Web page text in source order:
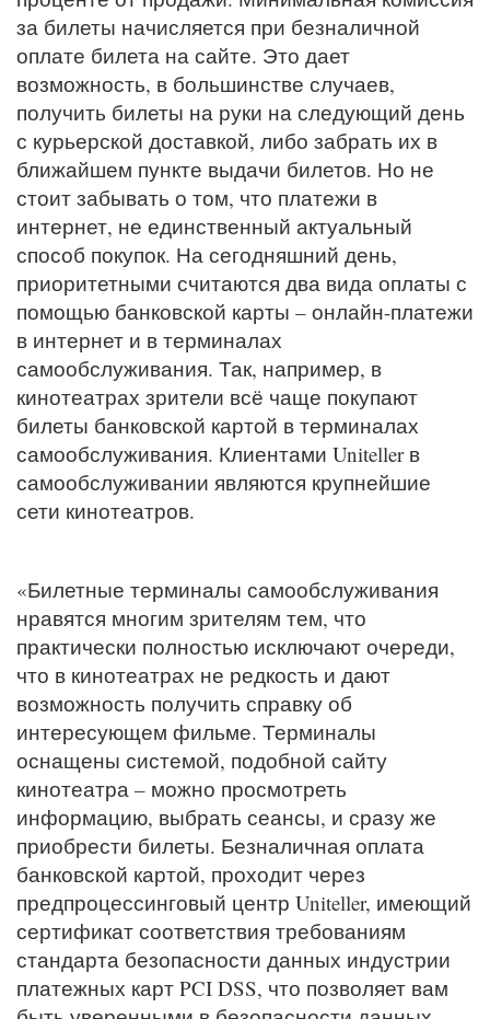
за билеты начисляется при безналичной
оплате билета на сайте. Это дает
возможность, в большинстве случаев,
получить билеты на руки на следующий день
с курьерской доставкой, либо забрать их в
ближайшем пункте выдачи билетов. Но не
стоит забывать о том, что платежи в
интернет, не единственный актуальный
способ покупок. На сегодняшний день,
приоритетными считаются два вида оплаты с
помощью банковской карты – онлайн-платежи
в интернет и в терминалах
самообслуживания. Так, например, в
кинотеатрах зрители всё чаще покупают
билеты банковской картой в терминалах
самообслуживания. Клиентами Uniteller в
самообслуживании являются крупнейшие
сети кинотеатров.
«Билетные терминалы самообслуживания
нравятся многим зрителям тем, что
практически полностью исключают очереди,
что в кинотеатрах не редкость и дают
возможность получить справку об
интересующем фильме. Терминалы
оснащены системой, подобной сайту
кинотеатра – можно просмотреть
информацию, выбрать сеансы, и сразу же
приобрести билеты. Безналичная оплата
банковской картой, проходит через
предпроцессинговый центр Uniteller, имеющий
сертификат соответствия требованиям
стандарта безопасности данных индустрии
платежных карт PCI DSS, что позволяет вам